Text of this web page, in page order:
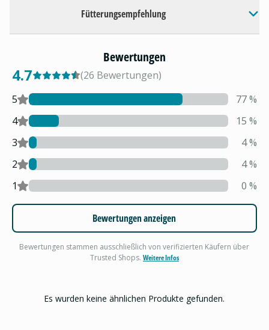
Fütterungsempfehlung
Bewertungen
4.7 (26 Bewertungen)
5
77%
4
15 %
3
4%
2
4%
1
0 %
Bewertungen anzeigen
Bewertungen stammen ausschließlich von verifizierten Käufern über
Trusted Shops. Weitere Infos
Es wurden keine ähnlichen Produkte gefunden.